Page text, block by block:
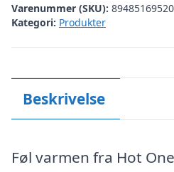
Varenummer (SKU):
Kategori: Produkter
Beskrivelse
Føl varmen fra Hot